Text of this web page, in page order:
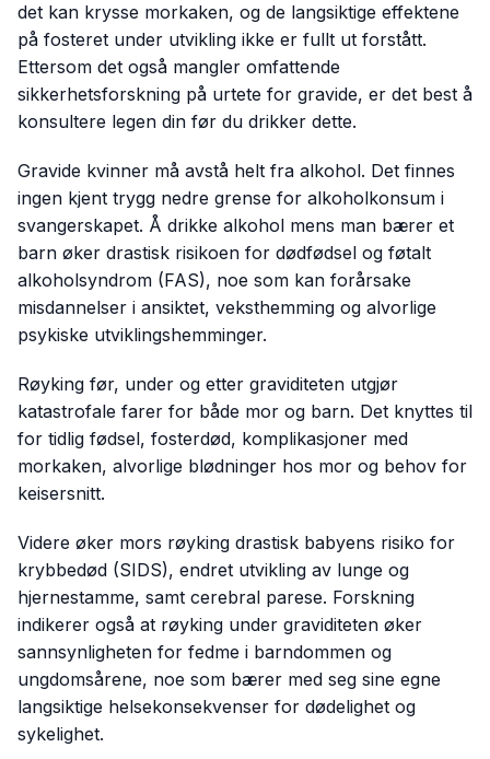
det kan krysse morkaken, og de langsiktige effektene
på fosteret under utvikling ikke er fullt ut forstått.
Ettersom det også mangler omfattende
sikkerhetsforskning på urtete for gravide, er det best å
konsultere legen din før du drikker dette.
Gravide kvinner må avstå helt fra alkohol. Det finnes
ingen kjent trygg nedre grense for alkoholkonsum i
svangerskapet. Å drikke alkohol mens man bærer et
barn øker drastisk risikoen for dødfødsel og føtalt
alkoholsyndrom (FAS), noe som kan forårsake
misdannelser i ansiktet, veksthemming og alvorlige
psykiske utviklingshemminger.
Røyking før, under og etter graviditeten utgjør
katastrofale farer for både mor og barn. Det knyttes til
for tidlig fødsel, fosterdød, komplikasjoner med
morkaken, alvorlige blødninger hos mor og behov for
keisersnitt.
Videre øker mors røyking drastisk babyens risiko for
krybbedød (SIDS), endret utvikling av lunge og
hjernestamme, samt cerebral parese. Forskning
indikerer også at røyking under graviditeten øker
sannsynligheten for fedme i barndommen og
ungdomsårene, noe som bærer med seg sine egne
langsiktige helsekonsekvenser for dødelighet og
sykelighet.